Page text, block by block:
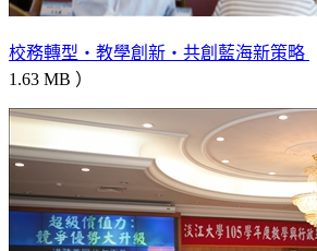
校務轉型‧教學創新‧共創藍海新策略
1.63 MB ）